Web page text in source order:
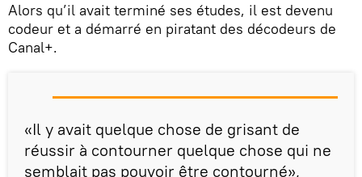
Alors qu’il avait terminé ses études, il est devenu
codeur et a démarré en piratant des décodeurs de
Canal+.
«Il y avait quelque chose de grisant de
réussir à contourner quelque chose qui ne
semblait pas pouvoir être contourné»,